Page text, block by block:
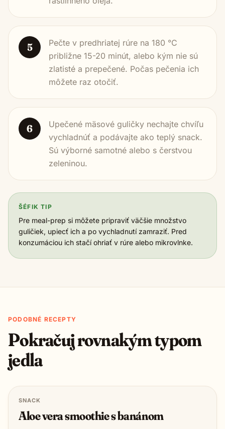
5
Pečte v predhriatej rúre na 180 °C
približne 15-20 minút, alebo kým nie sú
zlatisté a prepečené. Počas pečenia ich
môžete raz otočiť.
6
Upečené mäsové guličky nechajte chvíľu
vychladnúť a podávajte ako teplý snack.
Sú výborné samotné alebo s čerstvou
zeleninou.
ŠÉFIK TIP
Pre meal-prep si môžete pripraviť väčšie množstvo
guličiek, upiecť ich a po vychladnutí zamraziť. Pred
konzumáciou ich stačí ohriať v rúre alebo mikrovlnke.
PODOBNÉ RECEPTY
Pokračuj rovnakým typom
jedla
SNACK
Aloe vera smoothie s banánom